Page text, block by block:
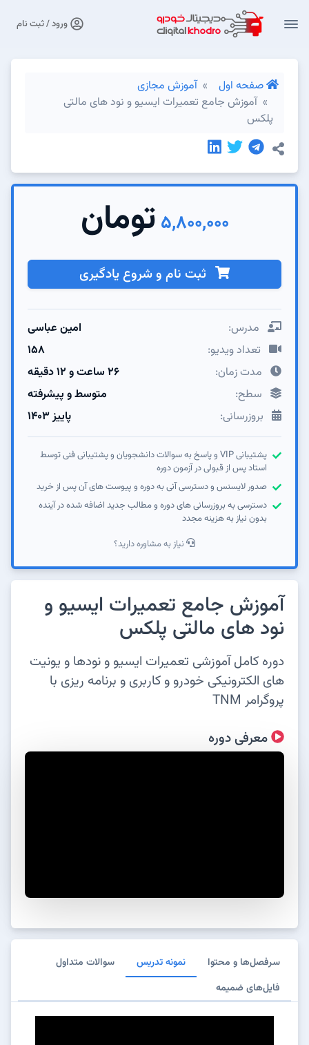
ورود / ثبت نام
صفحه اول
آموزش مجازی
آموزش جامع تعمیرات ایسیو و نود های مالتی
پلکس
آموزش جامع تعمیرات ایسیو و
نود های مالتی پلکس
دوره کامل آموزشی تعمیرات ایسیو و نودها و یونیت
های الکترونیکی خودرو و کاربری و برنامه ریزی با
پروگرامر TNM
معرفی دوره
سرفصل‌ها و محتوا نمونه تدریس
سوالات متداول
فایل‌های ضمیمه
5,800,000 تومان
ثبت نام و شروع یادگیری
مدرس:
امین عباسی
تعداد ویدیو:
158
مدت زمان:
۲۶ ساعت و ۱۲ دقیقه
سطح:
متوسط و پیشرفته
بروزرسانی:
پاییز ۱۴۰۳
پشتیبانی VIP و پاسخ به سوالات دانشجویان و پشتیبانی فنی توسط
استاد پس از قبولی در آزمون دوره
صدور لایسنس و دسترسی آنی به دوره و پیوست های آن پس از خرید
دسترسی به بروزرسانی های دوره و مطالب جدید اضافه شده در آینده
بدون نیاز به هزینه مجدد
نیاز به مشاوره دارید؟